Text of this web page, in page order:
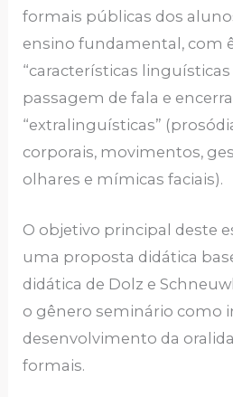
formais públicas dos
ensino fundamental, com
“características
passagem de fala e
“extralinguísticas”
corporais, movimentos,
olhares e mímicas faciais).
O objetivo principal deste
uma proposta didática
didática de Dolz e
o gênero seminário como
desenvolvimento da
formais.